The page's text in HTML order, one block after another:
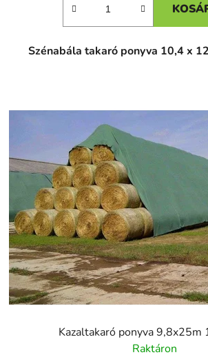
Szénabála takaró ponyva 10,4 x
Kazaltakaró ponyva 9,8x25m
Raktáron